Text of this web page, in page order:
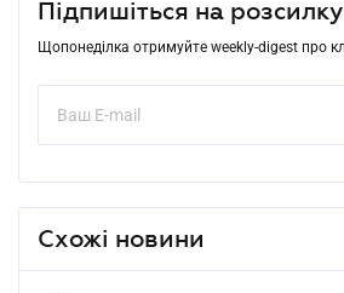
Підпишіться на розсилку
Щопонеділка отримуйте weekly-digest про
Схожі новини